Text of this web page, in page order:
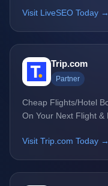
Visit LiveSEO Today →
Trip.com
Partner
Cheap Flights/Hotel
On Your Next Flight &
Visit Trip.com Today →